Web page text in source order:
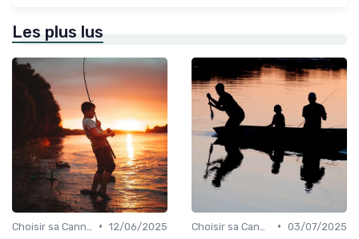
Les plus lus
• 12/06/2025
• 03/07/2025